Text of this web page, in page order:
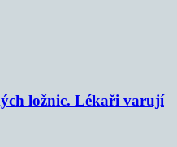
ložnic. Lékaři varují